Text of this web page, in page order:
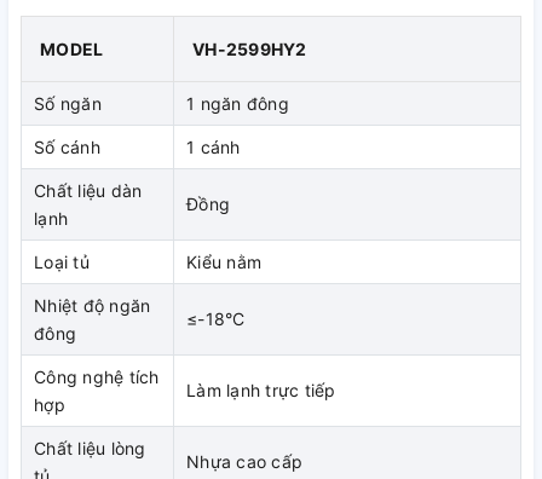
vậy, Sanaky VH2599HY2 phù hợp với các gia đình, cửa
hàng bách hóa, quán ăn...
MODEL VH-2599HY2
Số ngăn 1 ngăn đông
Số cánh 1 cánh
Chất liệu dàn
lạnh
Đồng
Loại tủ Kiểu nằm
Nhiệt độ ngăn
đông
≤-18°C
Công nghệ tích
hợp
Làm lạnh trực tiếp
Chất liệu lòng
Nhựa cao cấp